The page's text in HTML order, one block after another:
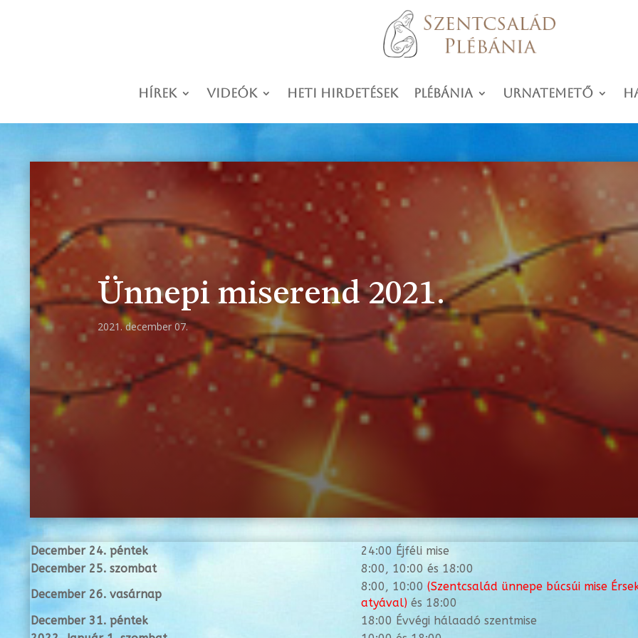
Hírek Videók Heti hirdetések Plébánia Urnatemető
Ünnepi miserend 2021.
2021. december 07.
December 24. péntek
24:00 Éjféli mise
December 25. szombat
8:00, 10:00 és 18:00
December 26. vasárnap
8:00, 10:00 (Szentcsalád ünnepe búcsúi mise
atyával) és 18:00
December 31. péntek
18:00 Évvégi hálaadó szentmise